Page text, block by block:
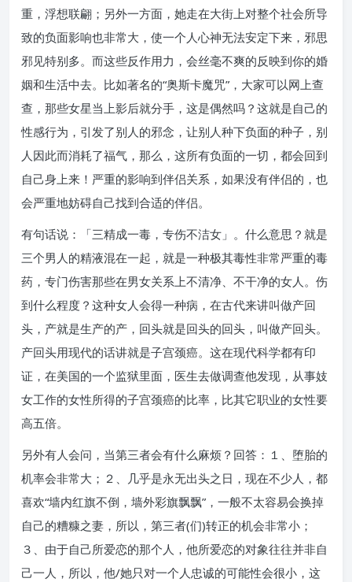
重，浮想联翩；另外一方面，她走在大街上对整个社会所导
致的负面影响也非常大，使一个人心神无法安定下来，邪思
邪见特别多。而这些反作用力，会丝毫不爽的反映到你的婚
姻和生活中去。比如著名的“奥斯卡魔咒”，大家可以网上查
查，那些女星当上影后就分手，这是偶然吗？这就是自己的
性感行为，引发了别人的邪念，让别人种下负面的种子，别
人因此而消耗了福气，那么，这所有负面的一切，都会回到
自己身上来！严重的影响到伴侣关系，如果没有伴侣的，也
会严重地妨碍自己找到合适的伴侣。
有句话说：「三精成一毒，专伤不洁女」。什么意思？就是
三个男人的精液混在一起，就是一种极其毒性非常严重的毒
药，专门伤害那些在男女关系上不清净、不干净的女人。伤
到什么程度？这种女人会得一种病，在古代来讲叫做产回
头，产就是生产的产，回头就是回头的回头，叫做产回头。
产回头用现代的话讲就是子宫颈癌。这在现代科学都有印
证，在美国的一个监狱里面，医生去做调查他发现，从事妓
女工作的女性所得的子宫颈癌的比率，比其它职业的女性要
高五倍。
另外有人会问，当第三者会有什么麻烦？回答：１、堕胎的
机率会非常大；２、几乎是永无出头之日，现在不少人，都
喜欢“墙内红旗不倒，墙外彩旗飘飘”，一般不太容易会换掉
自己的糟糠之妻，所以，第三者(们)转正的机会非常小；
３、由于自己所爱恋的那个人，他所爱恋的对象往往并非自
己一人，所以，他/她只对一个人忠诚的可能性会很小，这